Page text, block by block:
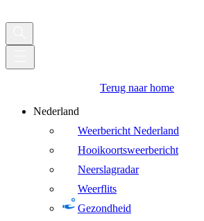
Terug naar home
Nederland
Weerbericht Nederland
Hooikoortsweerbericht
Neerslagradar
Weerflits
Gezondheid